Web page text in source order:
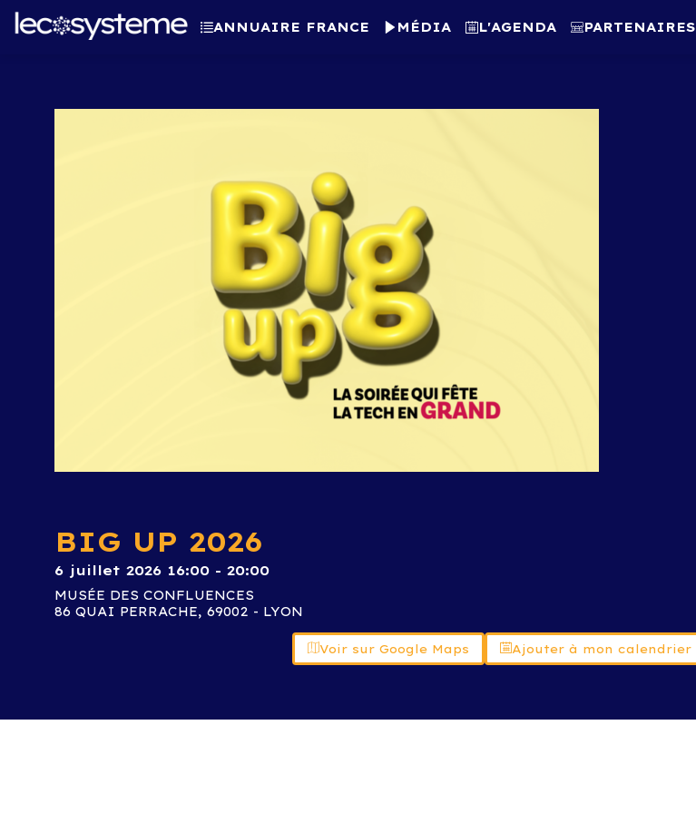
ANNUAIRE FRANCE MÉDIA L'AGENDA PARTENAIRES
BIG UP 2026
6 juillet 2026 16:00 - 20:00
MUSÉE DES CONFLUENCES
86 QUAI PERRACHE, 69002 - LYON
Voir sur Google Maps Ajouter à mon calendrier